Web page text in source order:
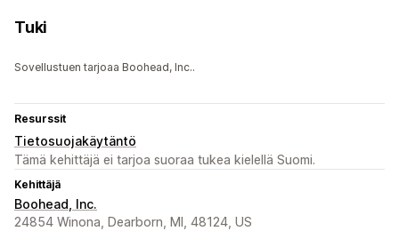
Tuki
Sovellustuen tarjoaa Boohead, Inc..
Resurssit
Tietosuojakäytäntö
Tämä kehittäjä ei tarjoa suoraa tukea kielellä Suomi.
Kehittäjä
Boohead, Inc.
24854 Winona, Dearborn, MI, 48124, US